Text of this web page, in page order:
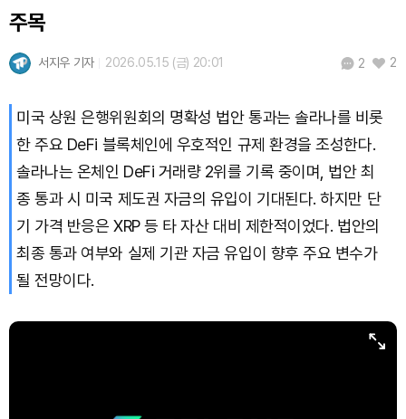
TRON (TRX)
Dogecoin (DOGE) ₩99.17(+0.56%)
Bitcoin (BTC) ₩91,480,424 (-0.32%)
주목
서지우 기자 2026.05.15 (금) 20:01 2 2
미국 상원 은행위원회의 명확성 법안 통과는 솔라나를 비롯
한 주요 DeFi 블록체인에 우호적인 규제 환경을 조성한다.
솔라나는 온체인 DeFi 거래량 2위를 기록 중이며, 법안 최
종 통과 시 미국 제도권 자금의 유입이 기대된다. 하지만 단
기 가격 반응은 XRP 등 타 자산 대비 제한적이었다. 법안의
최종 통과 여부와 실제 기관 자금 유입이 향후 주요 변수가
될 전망이다.